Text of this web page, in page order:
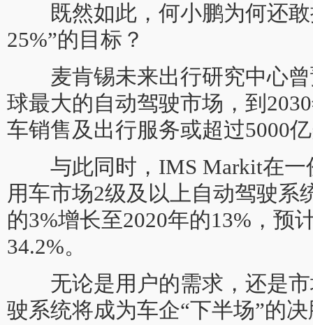
既然如此，何小鹏为何还敢
25%”的目标？
麦肯锡未来出行研究中心曾
球最大的自动驾驶市场，到
车销售及出行服务或超过5000
与此同时，IMS Markit在一
用车市场2级及以上自动驾驶系
的3%增长至2020年的13%，预
34.2%。
无论是用户的需求，还是市
驶系统将成为车企“下半场”的